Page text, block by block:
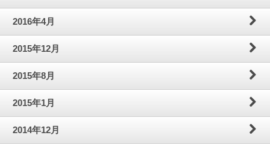
2016年4月
2015年12月
2015年8月
2015年1月
2014年12月